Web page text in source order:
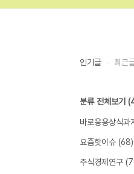
인기글 최근
분류 전체보기
바로응용상식과
요즘핫이슈 (68)
주식경제연구